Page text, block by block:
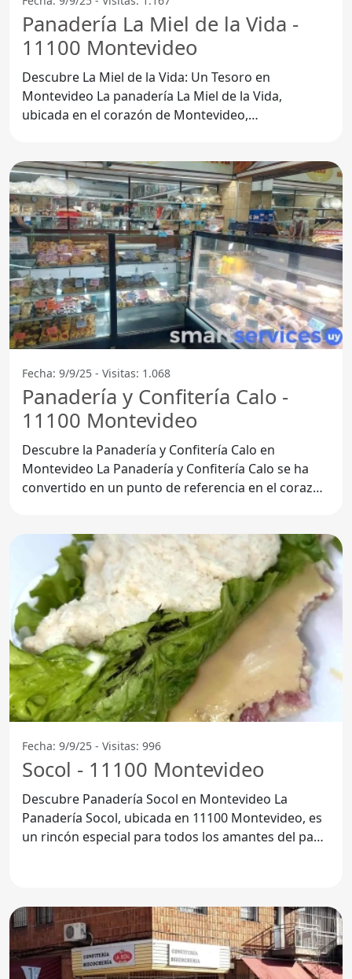
Panadería La Miel de la Vida -
11100 Montevideo
Descubre La Miel de la Vida: Un Tesoro en
Montevideo La panadería La Miel de la Vida,
ubicada en el corazón de Montevideo,
Fecha: 9/9/25 - Visitas: 1.068
Panadería y Confitería Calo -
11100 Montevideo
Descubre la Panadería y Confitería Calo en
Montevideo La Panadería y Confitería Calo se ha
convertido en un punto de referencia en el corazón
Fecha: 9/9/25 - Visitas: 996
Socol - 11100 Montevideo
Descubre Panadería Socol en Montevideo La
Panadería Socol, ubicada en 11100 Montevideo, es
un rincón especial para todos los amantes del pan